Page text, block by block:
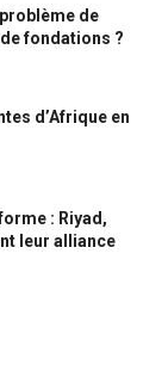
de
fondations ?
d’Afrique en
: Riyad,
leur alliance